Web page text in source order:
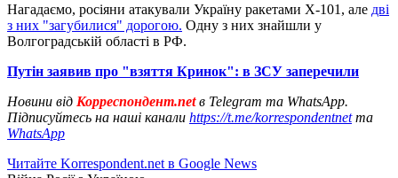
Нагадаємо, росіяни атакували Україну ракетами Х-101, але дві
з них "загубилися" дорогою. Одну з них знайшли у
Волгоградській області в РФ.
Путін заявив про "взяття Кринок": в ЗСУ заперечили
Новини від Корреспондент.netв Telegram та WhatsApp.
Підписуйтесь на наші канали https://t.me/korrespondentnetта
WhatsApp
Читайте Korrespondent.net в Google News